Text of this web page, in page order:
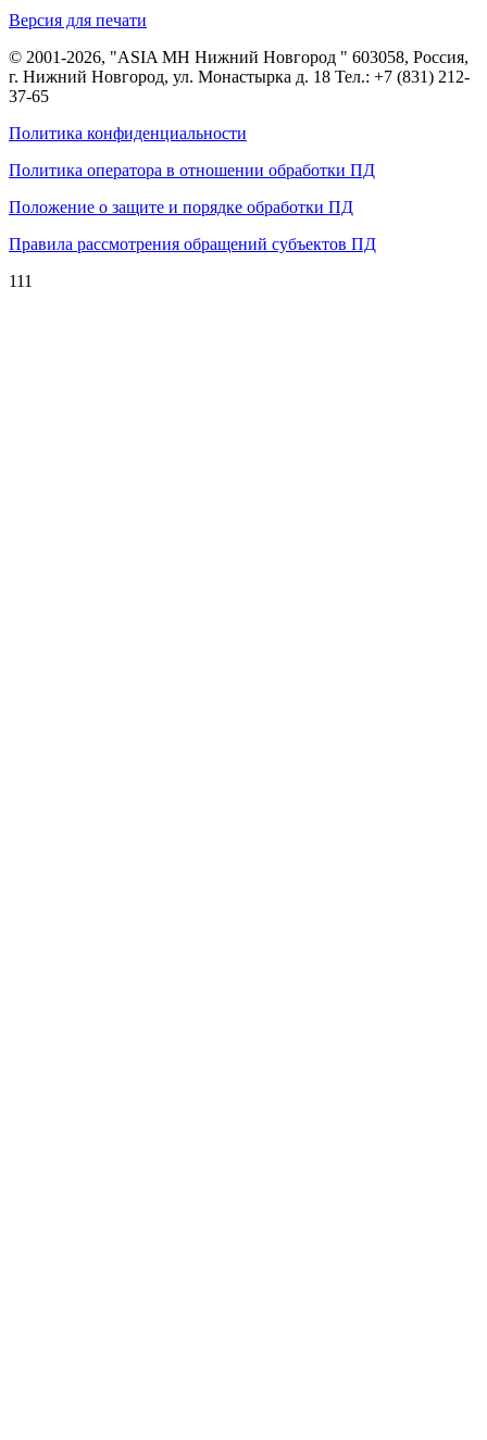
Версия для печати
© 2001-2026, "ASIA MH Нижний Новгород " 603058, Россия,
г. Нижний Новгород, ул. Монастырка д. 18 Тел.: +7 (831) 212-
37-65
Политика конфиденциальности
Политика оператора в отношении обработки ПД
Положение о защите и порядке обработки ПД
Правила рассмотрения обращений субъектов ПД
111